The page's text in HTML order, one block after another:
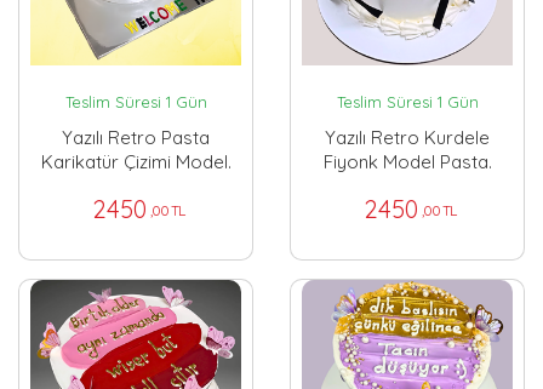
Teslim Süresi 1 Gün
Yazılı Retro Pasta
Karikatür Çizimi Model.
2450 ,00 TL
Teslim Süresi 1 Gün
Yazılı Retro Kurdele
Fiyonk Model Pasta.
2450 ,00 TL